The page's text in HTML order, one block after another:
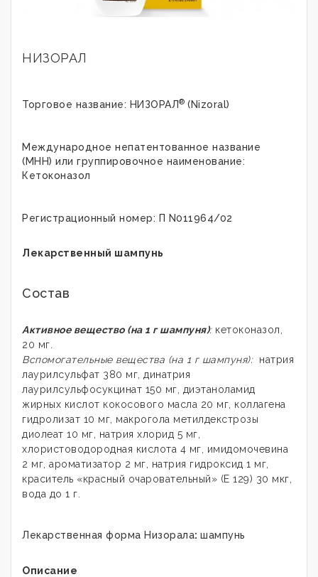
НИЗОРАЛ
Торговое название: НИЗОРАЛ® (Nizoral)
Международное непатентованное название
(МНН) или группировочное наименование:
Кетоконазол
Регистрационный номер: П N011964/02
Лекарственный шампунь
Состав
Активное вещество (на 1 г шампуня):кетоконазол,
20 мг.
Вспомогательные вещества (на 1 г шампуня): натрия
лаурилсульфат 380 мг, динатрия
лаурилсульфосукцинат 150 мг, диэтаноламид
жирных кислот кокосового масла 20 мг, коллагена
гидролизат 10 мг, макрогола метилдекстрозы
диолеат 10 мг, натрия хлорид 5 мг,
хлористоводородная кислота 4 мг, имидомочевина
2 мг, ароматизатор 2 мг, натрия гидроксид 1 мг,
краситель «красный очаровательный» (Е 129) 30 мкг,
вода до 1 г.
Лекарственная форма Низорала: шампунь
Описание